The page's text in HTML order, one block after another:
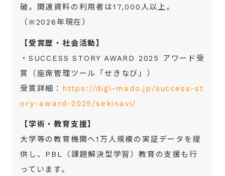
破。関連資料の利用者は17,000人以上。
（※2026年現在）
【受賞歴・社会活動】
・SUCCESS STORY AWARD 2025 アワード受
賞（座席管理ツール「せきなび」）
受賞詳細： https://digi-mado.jp/success-st
ory-award-2025/sekinavi/
【学術・教育支援】
大学等の教育機関へ1万人規模の実証データを提
供し、PBL（課題解決型学習）教育の支援も行
っています。